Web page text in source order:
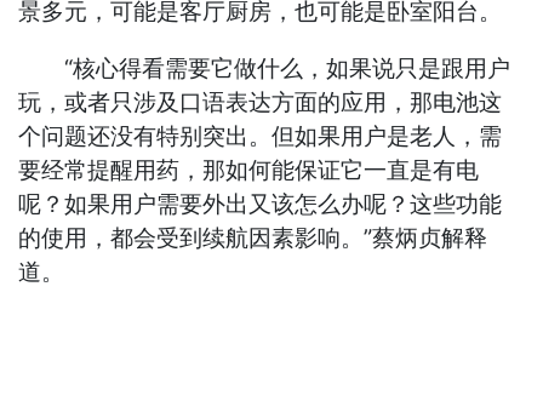
景多元，可能是客厅厨房，也可能是卧室阳台。
“核心得看需要它做什么，如果说只是跟用户
玩，或者只涉及口语表达方面的应用，那电池这
个问题还没有特别突出。但如果用户是老人，需
要经常提醒用药，那如何能保证它一直是有电
呢？如果用户需要外出又该怎么办呢？这些功能
的使用，都会受到续航因素影响。”蔡炳贞解释
道。